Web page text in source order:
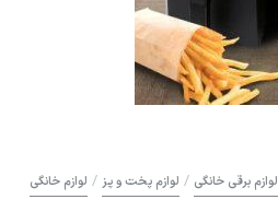
لوازم برقی خانگی / لوازم پخت و پز / لوازم خانگی